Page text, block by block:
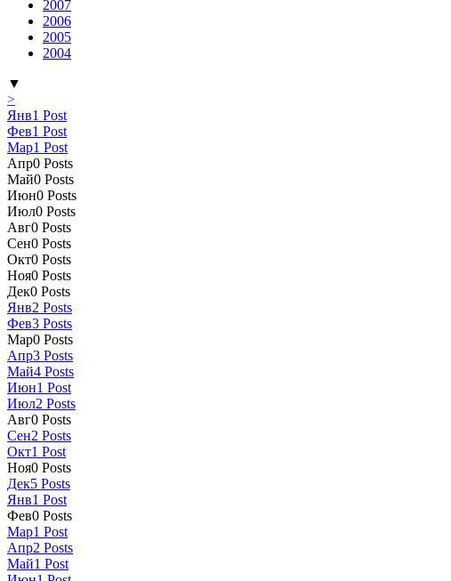
2007
2006
2005
2004
▼
>
Янв1 Post
Фев1 Post
Мар1 Post
Апр0 Posts
Май0 Posts
Июн0 Posts
Июл0 Posts
Авг0 Posts
Сен0 Posts
Окт0 Posts
Ноя0 Posts
Дек0 Posts
Янв2 Posts
Фев3 Posts
Мар0 Posts
Апр3 Posts
Май4 Posts
Июн1 Post
Июл2 Posts
Авг0 Posts
Сен2 Posts
Окт1 Post
Ноя0 Posts
Дек5 Posts
Янв1 Post
Фев0 Posts
Мар1 Post
Апр2 Posts
Май1 Post